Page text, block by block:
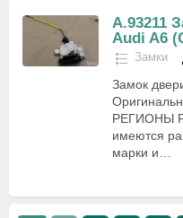
А.93211
Audi A6
Замки
Замок
РЕГИОНЫ
имеются
марки и…